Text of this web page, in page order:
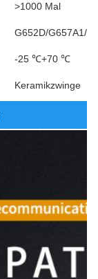
>1000 Mal
G652D/G657A1/
-25 ℃+70 ℃
Keramikzwinge